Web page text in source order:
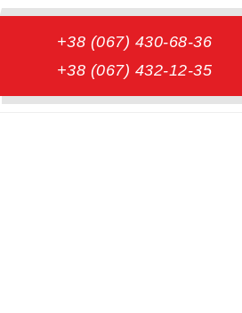
+38 (067) 430-68-36
+38 (067) 432-12-35